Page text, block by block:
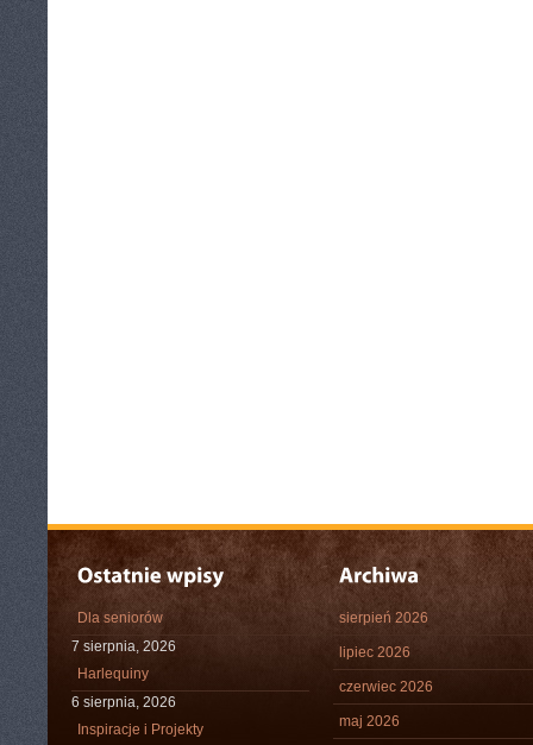
Dla seniorów
7 sierpnia, 2026
Harlequiny
6 sierpnia, 2026
Inspiracje i Projekty
sierpień 2026
lipiec 2026
czerwiec 2026
maj 2026